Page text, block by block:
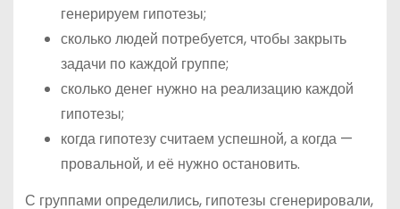
генерируем гипотезы;
сколько людей потребуется, чтобы закрыть
задачи по каждой группе;
сколько денег нужно на реализацию каждой
гипотезы;
когда гипотезу считаем успешной, а когда —
провальной, и её нужно остановить.
С группами определились, гипотезы сгенерировали,